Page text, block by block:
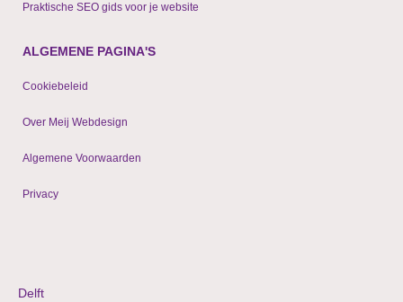
Praktische SEO gids voor je website
ALGEMENE PAGINA'S
Cookiebeleid
Over Meij Webdesign
Algemene Voorwaarden
Privacy
Delft